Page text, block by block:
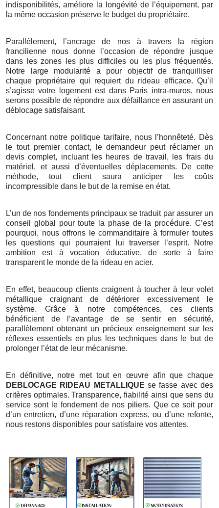
indisponibilités, améliore la longévité de l’équipement, par
la même occasion préserve le budget du propriétaire.
Parallèlement, l’ancrage de nos à travers la région
francilienne nous donne l’occasion de répondre jusque
dans les zones les plus difficiles ou les plus fréquentés.
Notre large modularité a pour objectif de tranquilliser
chaque propriétaire qui requiert du rideau efficace. Qu’il
s’agisse votre logement est dans Paris intra-muros, nous
serons possible de répondre aux défaillance en assurant un
déblocage satisfaisant.
Concernant notre politique tarifaire, nous l’honnêteté. Dès
le tout premier contact, le demandeur peut réclamer un
devis complet, incluant les heures de travail, les frais du
matériel, et aussi d’éventuelles déplacements. De cette
méthode, tout client saura anticiper les coûts
incompressible dans le but de la remise en état.
L’un de nos fondements principaux se traduit par assurer un
conseil global pour toute la phase de la procédure. C’est
pourquoi, nous offrons le commanditaire à formuler toutes
les questions qui pourraient lui traverser l’esprit. Notre
ambition est à vocation éducative, de sorte à faire
transparent le monde de la rideau en acier.
En effet, beaucoup clients craignent à toucher à leur volet
métallique craignant de détériorer excessivement le
système. Grâce à notre compétences, ces clients
bénéficient de l’avantage de se sentir en sécurité,
parallèlement obtenant un précieux enseignement sur les
réflexes essentiels en plus les techniques dans le but de
prolonger l’état de leur mécanisme.
En définitive, notre met tout en œuvre afin que chaque
DEBLOCAGE RIDEAU METALLIQUE se fasse avec des
critères optimales. Transparence, fiabilité ainsi que sens du
service sont le fondement de nos piliers. Que ce soit pour
d’un entretien, d’une réparation express, ou d’une refonte,
nous restons disponibles pour satisfaire vos attentes.